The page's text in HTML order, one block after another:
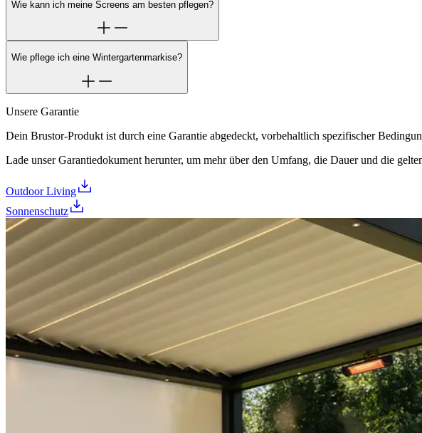
Wie kann ich meine Screens am besten pflegen?
Wie pflege ich eine Wintergartenmarkise?
Unsere Garantie
Dein Brustor-Produkt ist durch eine Garantie abgedeckt, vorbehaltlich spezifischer
Lade unser Garantiedokument herunter, um mehr über den Umfang, die Dauer und die
Outdoor Living
Sonnenschutz